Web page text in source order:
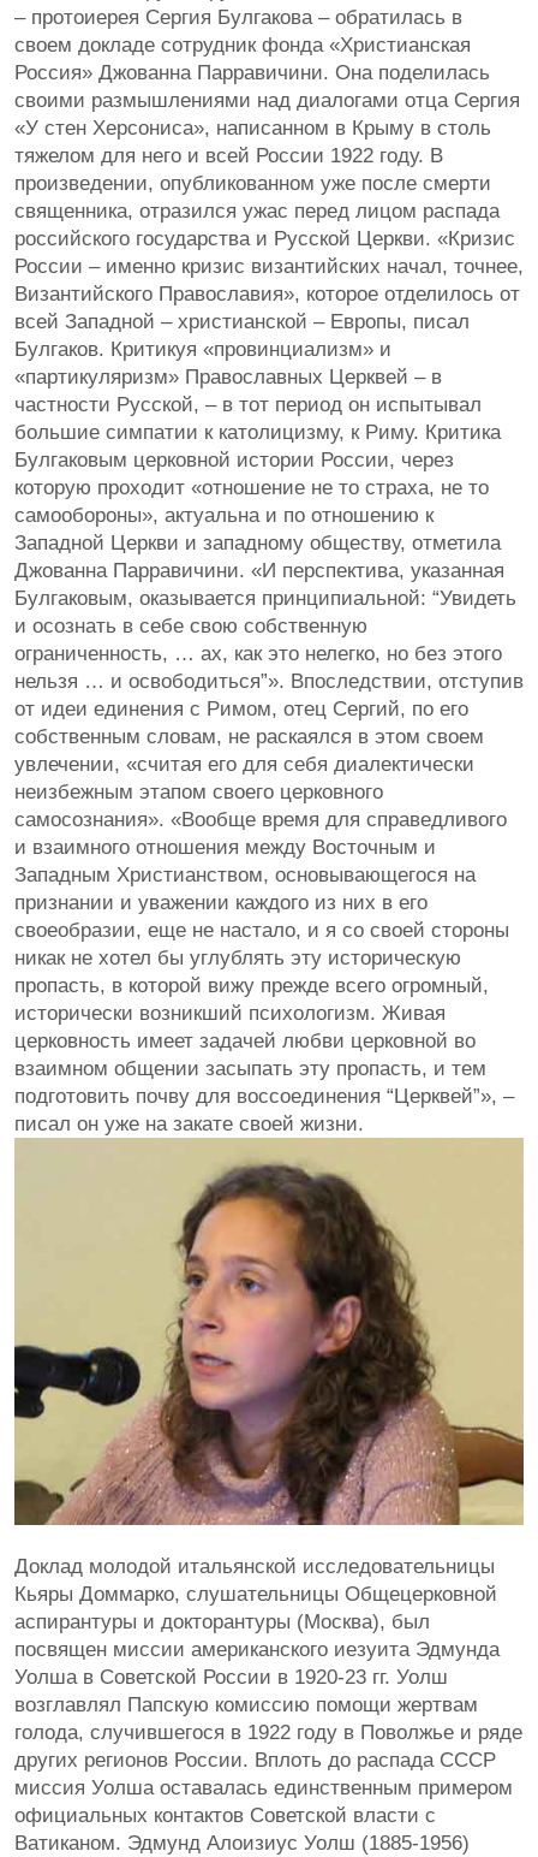
– протоиерея Сергия Булгакова – обратилась в
своем докладе сотрудник фонда «Христианская
Россия» Джованна Парравичини. Она поделилась
своими размышлениями над диалогами отца Сергия
«У стен Херсониса», написанном в Крыму в столь
тяжелом для него и всей России 1922 году. В
произведении, опубликованном уже после смерти
священника, отразился ужас перед лицом распада
российского государства и Русской Церкви. «Кризис
России – именно кризис византийских начал, точнее,
Византийского Православия», которое отделилось от
всей Западной – христианской – Европы, писал
Булгаков. Критикуя «провинциализм» и
«партикуляризм» Православных Церквей – в
частности Русской, – в тот период он испытывал
большие симпатии к католицизму, к Риму. Критика
Булгаковым церковной истории России, через
которую проходит «отношение не то страха, не то
самообороны», актуальна и по отношению к
Западной Церкви и западному обществу, отметила
Джованна Парравичини. «И перспектива, указанная
Булгаковым, оказывается принципиальной: “Увидеть
и осознать в себе свою собственную
ограниченность, … ах, как это нелегко, но без этого
нельзя … и освободиться”». Впоследствии, отступив
от идеи единения с Римом, отец Сергий, по его
собственным словам, не раскаялся в этом своем
увлечении, «считая его для себя диалектически
неизбежным этапом своего церковного
самосознания». «Вообще время для справедливого
и взаимного отношения между Восточным и
Западным Христианством, основывающегося на
признании и уважении каждого из них в его
своеобразии, еще не настало, и я со своей стороны
никак не хотел бы углублять эту историческую
пропасть, в которой вижу прежде всего огромный,
исторически возникший психологизм. Живая
церковность имеет задачей любви церковной во
взаимном общении засыпать эту пропасть, и тем
подготовить почву для воссоединения “Церквей”», –
писал он уже на закате своей жизни.
Доклад молодой итальянской исследовательницы
Кьяры Доммарко, слушательницы Общецерковной
аспирантуры и докторантуры (Москва), был
посвящен миссии американского иезуита Эдмунда
Уолша в Советской России в 1920-23 гг. Уолш
возглавлял Папскую комиссию помощи жертвам
голода, случившегося в 1922 году в Поволжье и ряде
других регионов России. Вплоть до распада СССР
миссия Уолша оставалась единственным примером
официальных контактов Советской власти с
Ватиканом. Эдмунд Алоизиус Уолш (1885-1956)